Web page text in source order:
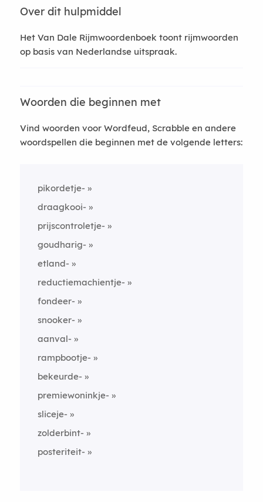
Over dit hulpmiddel
Het Van Dale Rijmwoordenboek toont rijmwoorden
op basis van Nederlandse uitspraak.
Woorden die beginnen met
Vind woorden voor Wordfeud, Scrabble en andere
woordspellen die beginnen met de volgende letters:
pikordetje-
draagkooi-
prijscontroletje-
goudharig-
etland-
reductiemachientje-
fondeer-
snooker-
aanval-
rampbootje-
bekeurde-
premiewoninkje-
sliceje-
zolderbint-
posteriteit-